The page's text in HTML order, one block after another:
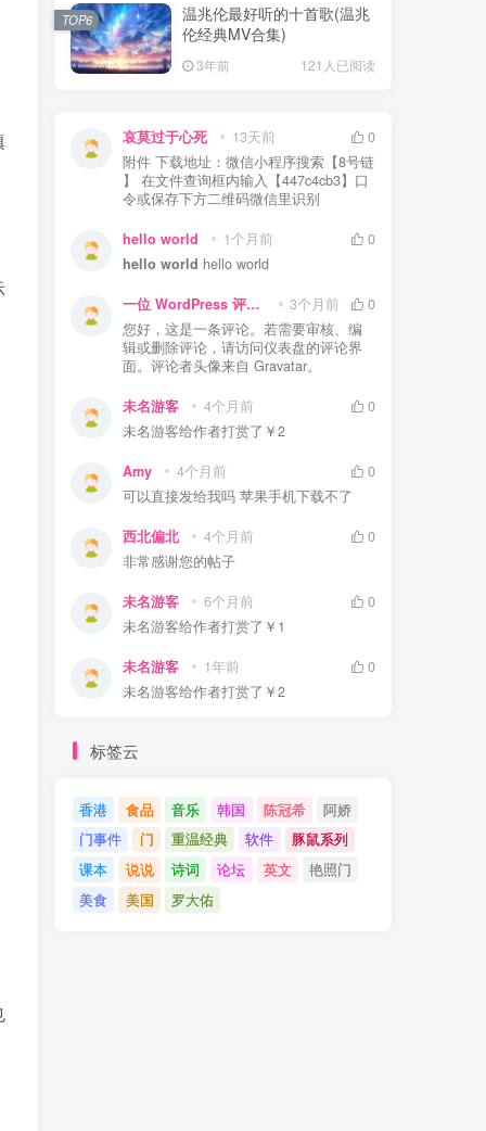
温兆伦最好听的十首歌(温兆
伦经典MV合集)
3年前 121人已阅读
TOP6
哀莫过于心死 13天前
0
附件 下载地址：微信小程序搜索【8号链
】 在文件查询框内输入【447c4cb3】口
令或保存下方二维码微信里识别
hello world 1个月前
0
hello world hello world
一位 WordPress 评论者 3个月前
0
您好，这是一条评论。若需要审核、编
辑或删除评论，请访问仪表盘的评论界
面。评论者头像来自 Gravatar。
未名游客 4个月前
0
未名游客给作者打赏了 ￥2
Amy 4个月前
0
可以直接发给我吗 苹果手机下载不了
西北偏北 4个月前
0
非常感谢您的帖子
未名游客 6个月前
0
未名游客给作者打赏了 ￥1
未名游客 1年前
0
未名游客给作者打赏了 ￥2
标签云
香港 食品 音乐 韩国 陈冠希
阿娇
门事件
门 重温经典 软件
豚鼠系列
课本
说说 诗词 论坛 英文
艳照门
美食
美国 罗大佑